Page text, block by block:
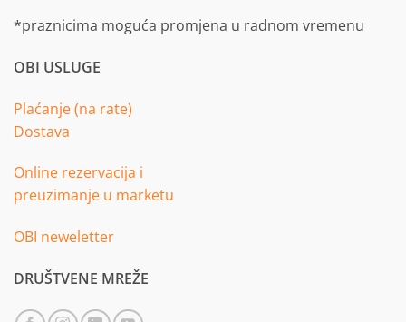
*praznicima moguća promjena u radnom vremenu
OBI USLUGE
Plaćanje (na rate)
Dostava
Online rezervacija i
preuzimanje u marketu
OBI neweletter
DRUŠTVENE MREŽE